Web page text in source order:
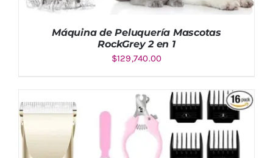
AÑADIR AL CARRITO DETALLES
Máquina de Peluquería Mascotas
RockGrey 2 en 1
$129,740.00